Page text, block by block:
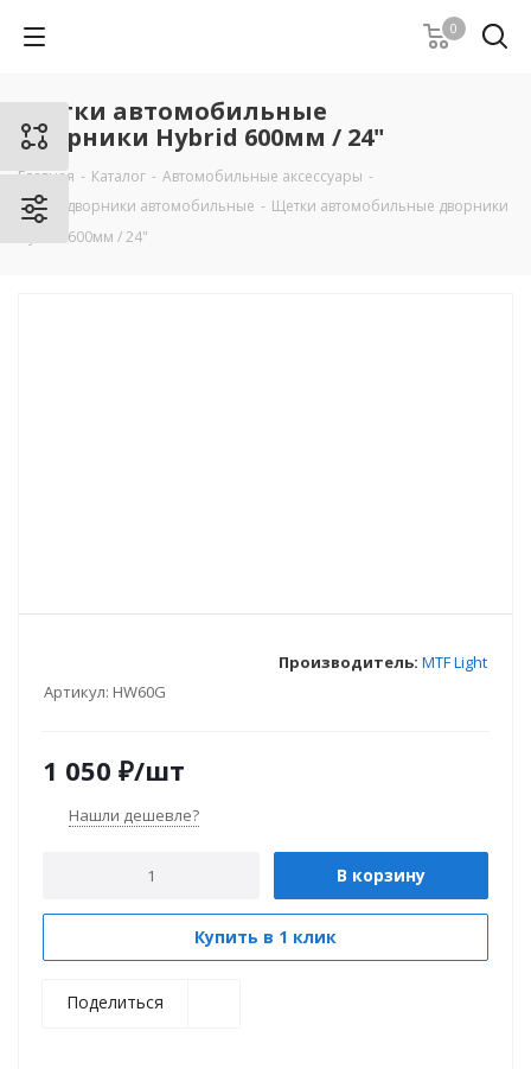
0
Щетки автомобильные
дворники Hybrid 600мм / 24"
Главная - Каталог - Автомобильные аксессуары -
Щетки дворники автомобильные - Щетки автомобильные дворники
Hybrid 600мм / 24"
Артикул: HW60G
Производитель: MTF Light
1 050 ₽/шт
Нашли дешевле?
В корзину
Купить в 1 клик
Поделиться